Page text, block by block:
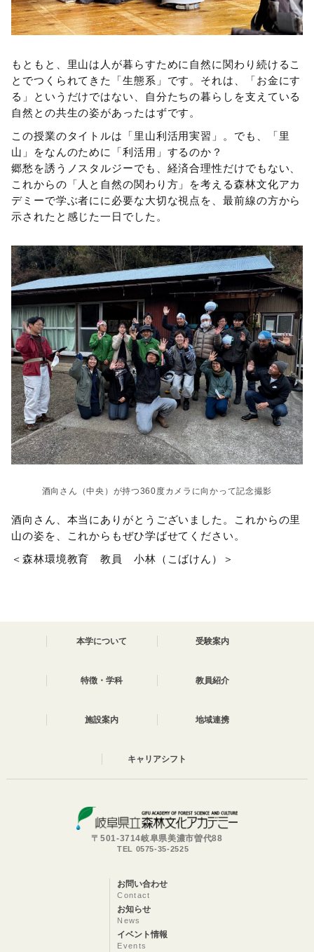
もともと、里山は人が暮らすために自然に関わり続けるこ
とでつくられてきた「生態系」です。それは、「お金にす
る」というだけではない、自分たちの暮らしを支えている
自然との共生の姿があったはずです。
この授業のタイトルは「里山利活用実習」。でも、「里
山」をなんのために「利活用」するのか？
郷愁を誘うノスタルジーでも、経済合理性だけでもない、
これからの「人と自然の関わり方」を考える森林文化アカ
デミーで学ぶ者にに必要な大切な視点を、最前線の方から
示されたと感じた一日でした。
酒向さん（中央）が持つ360度カメラに向かって記念撮影
酒向さん、本当にありがとうございました。これからの里
山の姿を、これからもぜひ学ばせてください。
＜森林環境教育 教員 小林（こばけん）＞
本学について 受験案内
特徴・学科 教員紹介
施設案内 地域連携
キャリアシフト
〒501-3714岐阜県美濃市曽代88
TEL 0575-35-2525
お問い合わせ
Contact
お知らせ
News
イベント情報
Events